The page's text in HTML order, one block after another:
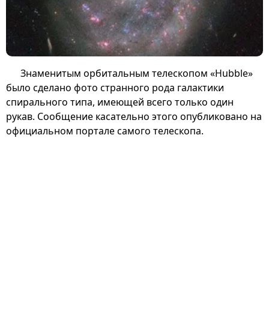
Знаменитым орбитальным телескопом «Hubble»
было сделано фото странного рода галактики
спирального типа, имеющей всего только один
рукав. Сообщение касательно этого опубликовано на
официальном портале самого телескопа.